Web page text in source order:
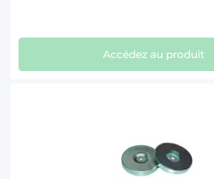
Accédez au produit